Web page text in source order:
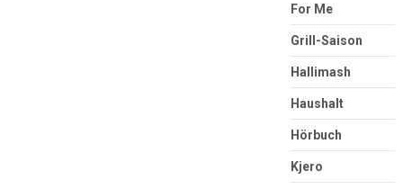
For Me
Grill-Saison
Hallimash
Haushalt
Hörbuch
Kjero